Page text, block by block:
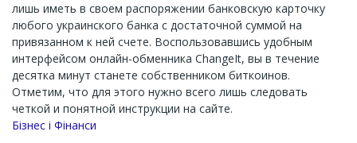
лишь иметь в своем распоряжении банковскую карточку
любого украинского банка с достаточной суммой на
привязанном к ней счете. Воспользовавшись удобным
интерфейсом онлайн-обменника ChangeIt, вы в течение
десятка минут станете собственником биткоинов.
Отметим, что для этого нужно всего лишь следовать
четкой и понятной инструкции на сайте.
Channel
Бізнес і Фінанси